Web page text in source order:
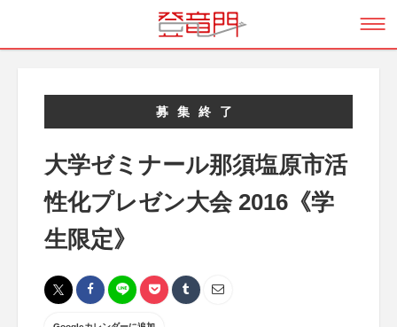
募集終了
大学ゼミナール那須塩原市活
性化プレゼン大会 2016《学
生限定》